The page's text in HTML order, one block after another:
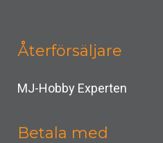
Återförsäljare
MJ-Hobby Experten
Betala med